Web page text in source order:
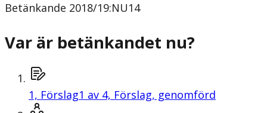
Betänkande 2018/19:NU14
Var är betänkandet nu?
1, Förslag1 av 4, Förslag, genomförd